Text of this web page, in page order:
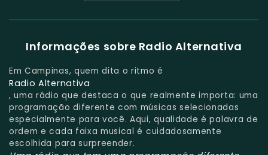
Informações sobre Radio Alternativa
Em Campinas, quem dita o ritmo é
Radio Alternativa
, uma rádio que destaca o que realmente importa: uma
programação diferente com músicas selecionadas
especialmente para você. Aqui, qualidade é palavra de
ordem e cada faixa musical é cuidadosamente
escolhida para surpreender.